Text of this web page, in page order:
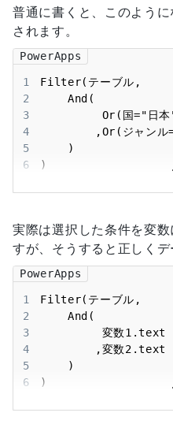
普通に書くと、このよう
されます。
PowerApps
1
2
3
4
5
6
)
実際は選択した条件を変
すが、そうすると正しくデ
PowerApps
1
2
3
4
5
6
)